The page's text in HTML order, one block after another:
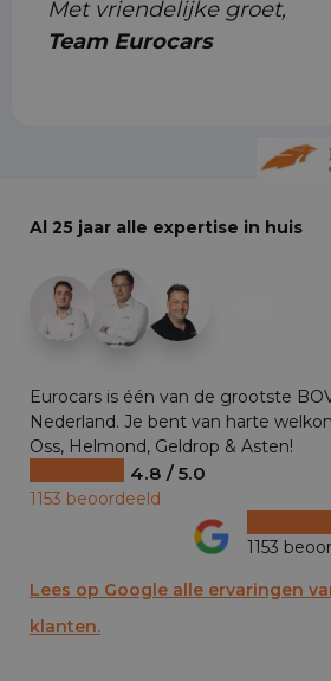
Met vriendelijke groet,
Team Eurocars
Al 25 jaar alle expertise in huis
Eurocars is één van de grootste
Nederland. Je bent van harte
Oss, Helmond, Geldrop & Asten!
4.8 / 5.0
1153 beoordeeld
1153
Lees op Google alle ervaringen
klanten.